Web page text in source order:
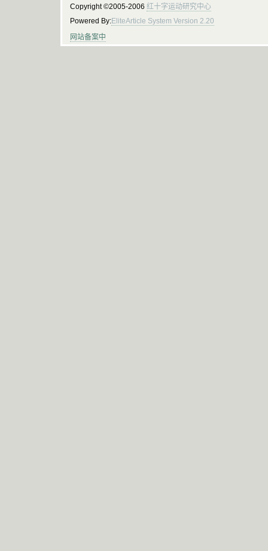
Copyright ©2005-2006 红十字运动研究中心
Powered By:EliteArticle System Version 2.20
网站备案中